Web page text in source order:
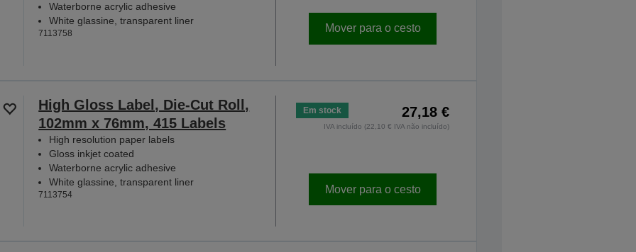
Waterborne acrylic adhesive
White glassine, transparent liner
7113758 Mover para o cesto
High Gloss Label, Die-Cut Roll,
102mm x 76mm, 415 Labels
High resolution paper labels
Gloss inkjet coated
Waterborne acrylic adhesive
White glassine, transparent liner
7113754
Em stock 27,18 €
IVA incluído (22,10 € IVA não incluído)
Mover para o cesto